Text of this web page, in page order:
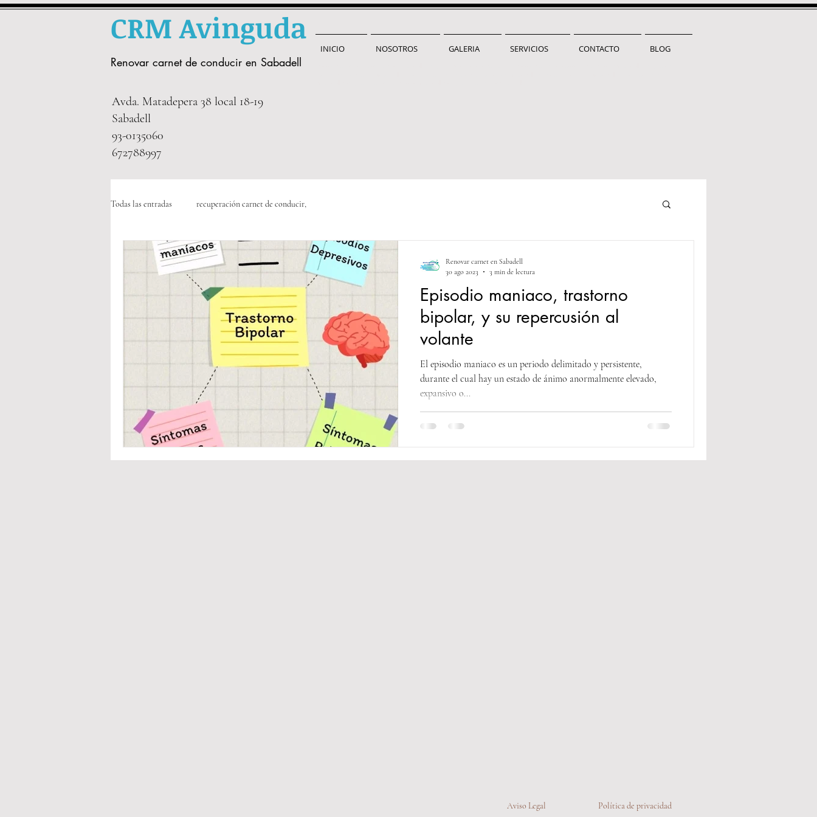
CRM Avinguda
Renovar carnet de conducir en Sabadell
INICIO NOSOTROS GALERIA SERVICIOS CONTACTO BLOG
Avda. Matadepera 38 local 18-19
Sabadell
93-0135060
672788997
Todas las entradas recuperación carnet de conducir,
Episodio maniaco, trastorno
bipolar, y su repercusión al
volante
El episodio maniaco es un periodo delimitado y persistente,
durante el cual hay un estado de ánimo anormalmente elevado,
expansivo o...
Renovar carnet en Sabadell
30 ago 2023
3 min de lectura
Política de privacidad
Aviso Legal